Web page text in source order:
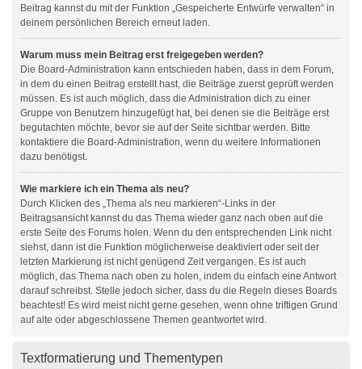
Beitrag kannst du mit der Funktion „Gespeicherte Entwürfe verwalten“ in
deinem persönlichen Bereich erneut laden.
Warum muss mein Beitrag erst freigegeben werden?
Die Board-Administration kann entschieden haben, dass in dem Forum,
in dem du einen Beitrag erstellt hast, die Beiträge zuerst geprüft werden
müssen. Es ist auch möglich, dass die Administration dich zu einer
Gruppe von Benutzern hinzugefügt hat, bei denen sie die Beiträge erst
begutachten möchte, bevor sie auf der Seite sichtbar werden. Bitte
kontaktiere die Board-Administration, wenn du weitere Informationen
dazu benötigst.
Wie markiere ich ein Thema als neu?
Durch Klicken des „Thema als neu markieren“-Links in der
Beitragsansicht kannst du das Thema wieder ganz nach oben auf die
erste Seite des Forums holen. Wenn du den entsprechenden Link nicht
siehst, dann ist die Funktion möglicherweise deaktiviert oder seit der
letzten Markierung ist nicht genügend Zeit vergangen. Es ist auch
möglich, das Thema nach oben zu holen, indem du einfach eine Antwort
darauf schreibst. Stelle jedoch sicher, dass du die Regeln dieses Boards
beachtest! Es wird meist nicht gerne gesehen, wenn ohne triftigen Grund
auf alte oder abgeschlossene Themen geantwortet wird.
Textformatierung und Thementypen